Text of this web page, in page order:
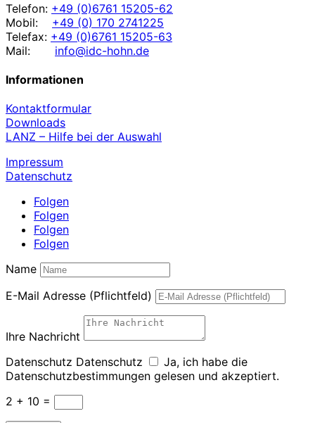
Telefon: +49 (0)6761 15205-62
Mobil: +49 (0) 170 2741225
Telefax: +49 (0)6761 15205-63
Mail: info@idc-hohn.de
Informationen
Kontaktformular
Downloads
LANZ – Hilfe bei der Auswahl
Impressum
Datenschutz
Folgen
Folgen
Folgen
Folgen
Name
E-Mail Adresse (Pflichtfeld)
Ihre Nachricht
Datenschutz Datenschutz
Ja, ich habe die
Datenschutzbestimmungen gelesen und akzeptiert.
2 + 10 =